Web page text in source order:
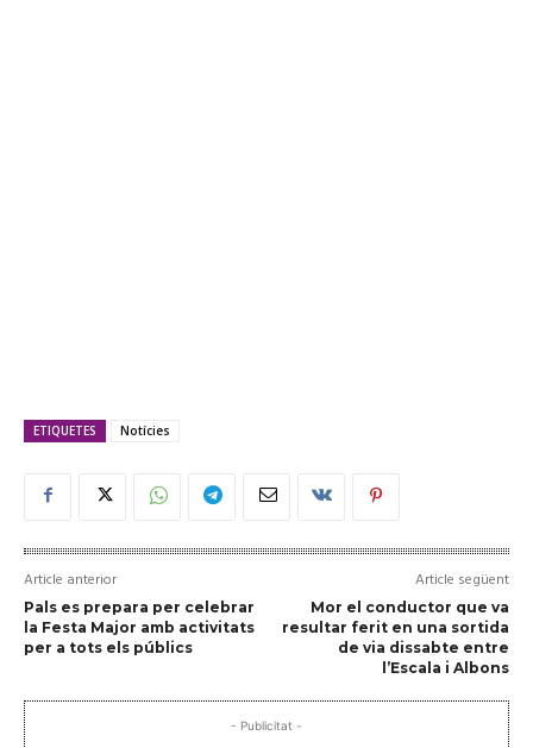
ETIQUETES Notícies
Article anterior
Pals es prepara per celebrar
la Festa Major amb activitats
per a tots els públics
Article següent
Mor el conductor que va
resultar ferit en una sortida
de via dissabte entre
l’Escala i Albons
- Publicitat -